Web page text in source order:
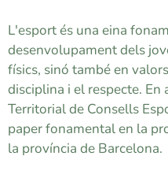
L'esport és una eina
desenvolupament dels
físics, sinó també en
disciplina i el respecte.
Territorial de Consells
paper fonamental en la
la província de Barcelona.